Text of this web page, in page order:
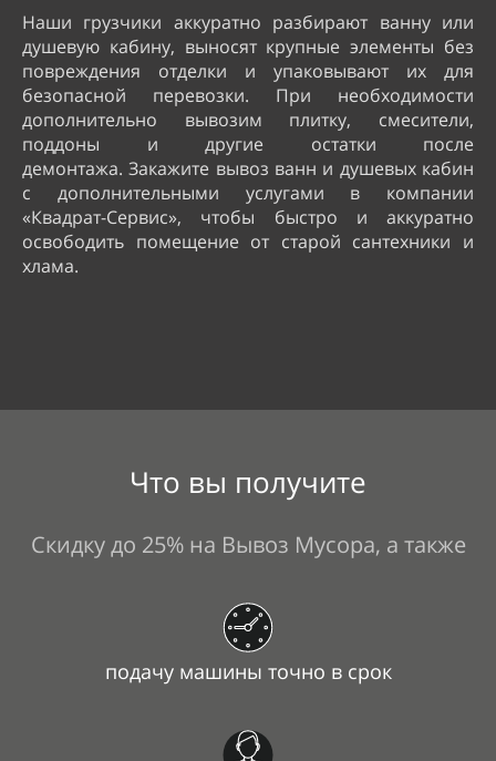
Наши грузчики аккуратно разбирают ванну или
душевую кабину, выносят крупные элементы без
повреждения отделки и упаковывают их для
безопасной перевозки. При необходимости
дополнительно вывозим плитку, смесители,
поддоны и другие остатки после
демонтажа.Закажите вывоз ванн и душевых кабин
с дополнительными услугами в компании
«Квадрат-Сервис», чтобы быстро и аккуратно
освободить помещение от старой сантехники и
хлама.
Что вы получите
Скидку до 25% на Вывоз Мусора, а также
подачу машины точно в срок